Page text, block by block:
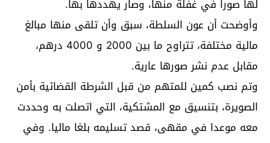
لها صورا في غفلة منها، وصار يهددها بها.
وأوضحت أن عون السلطة، سبق وأن تلقى منها مبالغ
مالية مختلفة، تتراوح ما بين 2000 و 4000 درهم،
مقابل عدم نشر صورها عارية.
وتم نصب كمين للمتهم من قبل الشرطة القضائية بأمن
الصويرة، بتنسيق مع المشتكية، التي اتصلت به وحددت
معه موعدا في مقهى، قصد تسليمه بلغا ماليا. وفي